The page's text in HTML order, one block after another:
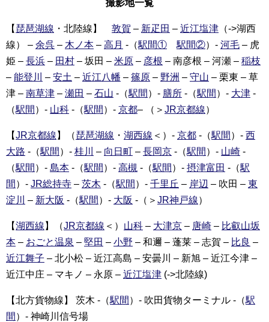
撮影地一覧
【 琵琶湖線 ・北陸線】 敦賀 – 新疋田 – 近江塩津 （->湖西
線） – 余呉 – 木ノ本 – 高月 -（駅間① 駅間②）- 河毛 – 虎
姫 – 長浜 – 田村 – 坂田 – 米原 – 彦根 – 南彦根 – 河瀬 – 稲枝
– 能登川 – 安土 – 近江八幡 – 篠原 – 野洲 – 守山 – 栗東 – 草
津 – 南草津 – 瀬田 – 石山 -（駅間 ）- 膳所 -（駅間 ）- 大津 -
（駅間 ）- 山科 -（駅間 ）- 京都– （＞ JR京都線）
【JR京都線 】（琵琶湖線 ・ 湖西線 ＜）- 京都 -（駅間 ）- 西
大路 -（駅間 ）- 桂川 – 向日町 – 長岡京 -（駅間 ）- 山崎 -
（駅間 ）- 島本 -（駅間 ）- 高槻 -（駅間 ）- 摂津富田 -（駅
間 ）- JR総持寺 – 茨木 -（駅間 ）- 千里丘 – 岸辺 – 吹田 – 東
淀川
– 新大阪 -（駅間 ）- 大阪 -（＞ JR神戸線）
【湖西線 】（JR京都線 ＜） 山科 – 大津京 – 唐崎 – 比叡山坂
本 – おごと温泉 – 堅田 – 小野 – 和邇 – 蓬莱 – 志賀 – 比良 –
近江舞子 – 北小松 – 近江高島 – 安曇川 – 新旭 – 近江今津 –
近江中庄 – マキノ – 永原 – 近江塩津 (->北陸線)
【北方貨物線】 茨木 -（駅間 ）- 吹田貨物ターミナル -（駅
間 ）- 神崎川信号場